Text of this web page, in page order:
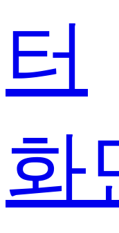
터
화